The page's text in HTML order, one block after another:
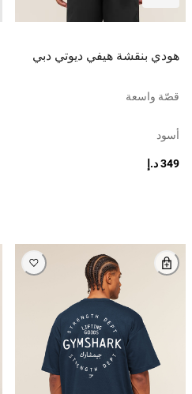
هودي بنقشة هيفي ديوتي دبي
قصّة واسعة
أسود
349 د.إ